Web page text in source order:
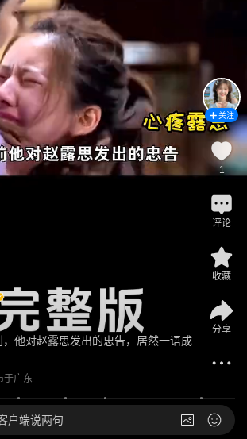
他对赵露思发出的忠告，居然一语成
于广东
关注
1
评论
收藏
分享
户端说两句